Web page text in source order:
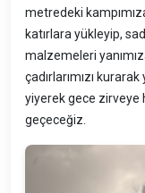
metredeki
katırlara yükleyip,
malzemeleri
çadırlarımızı
yiyerek gece
geçeceğiz.